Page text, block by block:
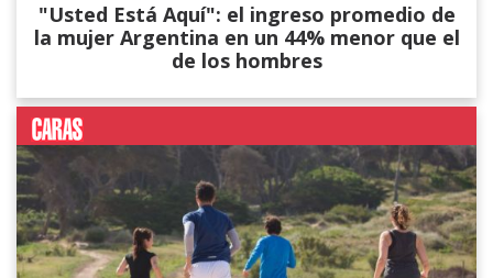
"Usted Está Aquí": el ingreso promedio de
la mujer Argentina en un 44% menor que el
de los hombres